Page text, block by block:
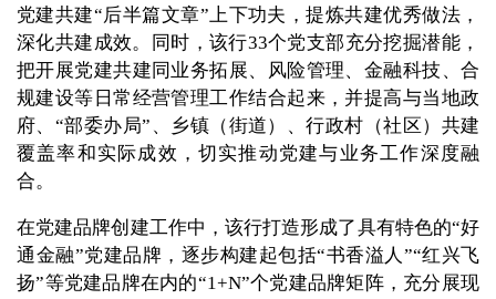
党建共建“后半篇文章”上下功夫，提炼共建优秀做法，
深化共建成效。同时，该行33个党支部充分挖掘潜能，
把开展党建共建同业务拓展、风险管理、金融科技、合
规建设等日常经营管理工作结合起来，并提高与当地政
府、“部委办局”、乡镇（街道）、行政村（社区）共建
覆盖率和实际成效，切实推动党建与业务工作深度融
合。
在党建品牌创建工作中，该行打造形成了具有特色的“好
通金融”党建品牌，逐步构建起包括“书香溢人”“红兴飞
扬”等党建品牌在内的“1+N”个党建品牌矩阵，充分展现